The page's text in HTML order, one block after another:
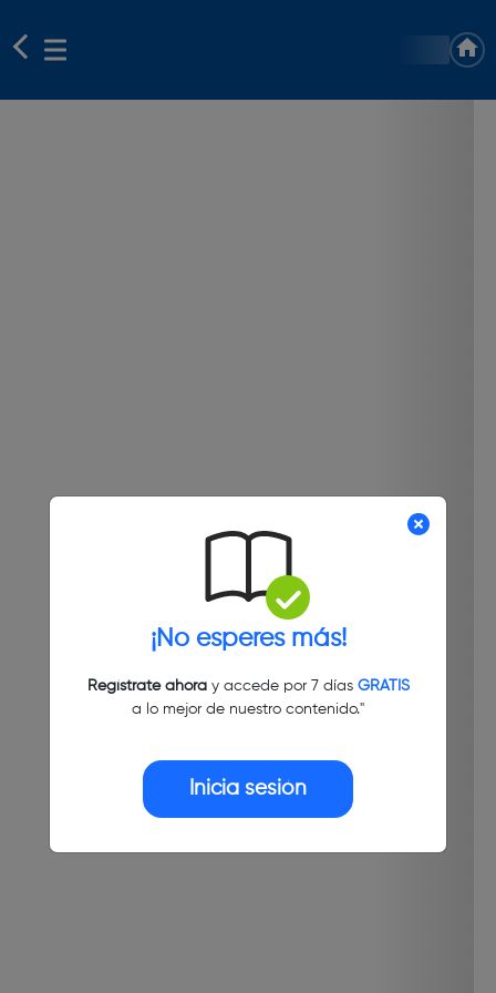
¡No esperes más!
Regístrate ahoray accede por 7 días GRATIS
a lo mejor de nuestro contenido."
Inicia sesión